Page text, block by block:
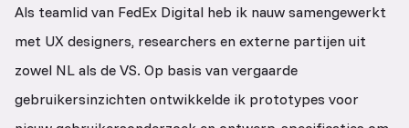
Als teamlid van FedEx Digital heb ik nauw samengewerkt
met UX designers, researchers en externe partijen uit
zowel NL als de VS. Op basis van vergaarde
gebruikersinzichten ontwikkelde ik prototypes voor